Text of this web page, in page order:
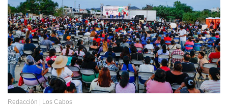
Redacción | Los Cabos